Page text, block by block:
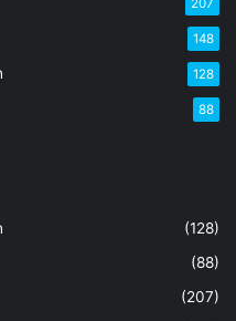
207
148
128
88
(128)
(88)
(207)